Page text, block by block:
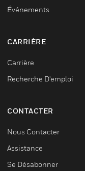
Événements
CARRIÈRE
Carrière
Recherche D'emploi
CONTACTER
Nous Contacter
Assistance
Se Désabonner